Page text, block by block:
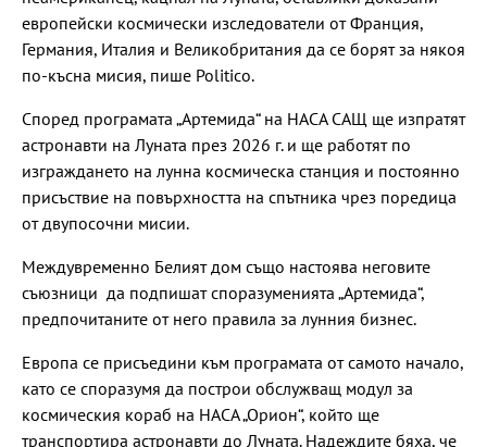
европейски космически изследователи от Франция,
Германия, Италия и Великобритания да се борят за някоя
по-късна мисия, пише Politico.
Според програмата „Артемида“ на НАСА САЩ ще изпратят
астронавти на Луната през 2026 г. и ще работят по
изграждането на лунна космическа станция и постоянно
присъствие на повърхността на спътника чрез поредица
от двупосочни мисии.
Междувременно Белият дом също настоява неговите
съюзници да подпишат споразуменията „Артемида“,
предпочитаните от него правила за лунния бизнес.
Европа се присъедини към програмата от самото начало,
като се споразумя да построи обслужващ модул за
космическия кораб на НАСА „Орион“, който ще
транспортира астронавти до Луната. Надеждите бяха, че